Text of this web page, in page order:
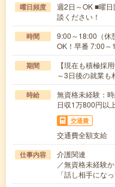
曜日頻度
週2日～OK ■曜
談ください！
時間
9:00～18:00（休
OK！早番 7:00
期間
【現在も積極採
～3日後の就業も
時給
無資格未経験：
日収1万800円以
交通費
交通費全額支給
仕事内容
介護関連
／無資格未経験
「話し相手にな